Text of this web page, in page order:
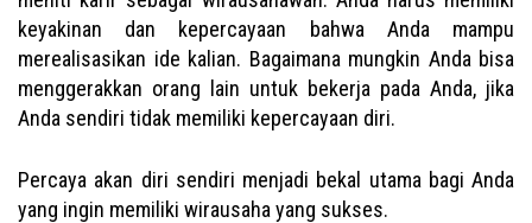
keyakinan dan kepercayaan bahwa Anda mampu
merealisasikan ide kalian. Bagaimana mungkin Anda bisa
menggerakkan orang lain untuk bekerja pada Anda, jika
Anda sendiri tidak memiliki kepercayaan diri.
Percaya akan diri sendiri menjadi bekal utama bagi Anda
yang ingin memiliki wirausaha yang sukses.